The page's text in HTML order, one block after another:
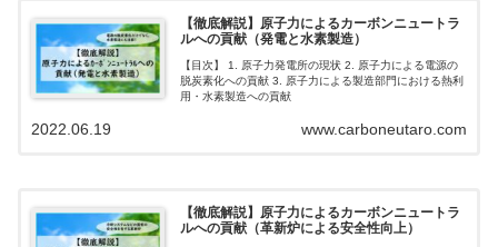
【徹底解説】原子力によるカーボンニュートラ
ルへの貢献（発電と水素製造）
【目次】 1. 原子力発電所の現状 2. 原子力による電源の
脱炭素化への貢献 3. 原子力による製造部門における熱利
用・水素製造への貢献
www.carboneutaro.com
2022.06.19
【徹底解説】原子力によるカーボンニュートラ
ルへの貢献（革新炉による安全性向上）